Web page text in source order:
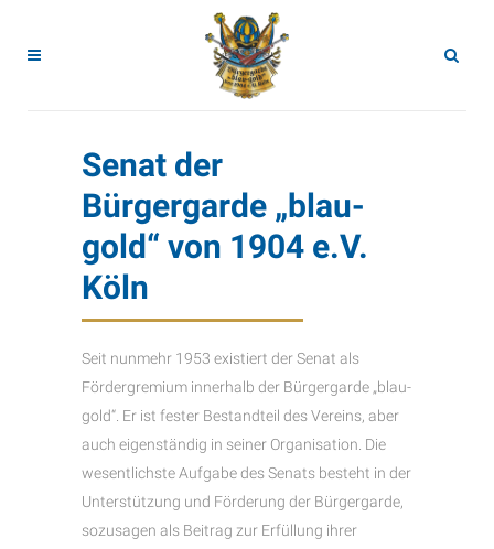
Senat der
Bürgergarde „blau-
gold“ von 1904 e.V.
Köln
Seit nunmehr 1953 existiert der Senat als
Fördergremium innerhalb der Bürgergarde „blau-
gold“. Er ist fester Bestandteil des Vereins, aber
auch eigenständig in seiner Organisation. Die
wesentlichste Aufgabe des Senats besteht in der
Unterstützung und Förderung der Bürgergarde,
sozusagen als Beitrag zur Erfüllung ihrer